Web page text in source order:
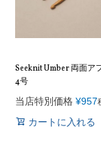
Seeknit Umber 両面ア
4号
当店特別価格 ¥957
カートに入れる